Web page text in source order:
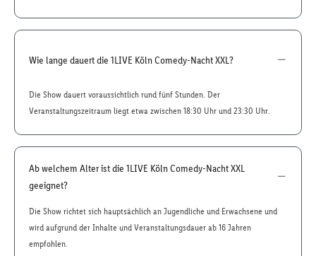
Wie lange dauert die 1LIVE Köln Comedy-Nacht XXL?
Die Show dauert voraussichtlich rund fünf Stunden. Der
Veranstaltungszeitraum liegt etwa zwischen 18:30 Uhr und 23:30 Uhr.
Ab welchem Alter ist die 1LIVE Köln Comedy-Nacht XXL
geeignet?
Die Show richtet sich hauptsächlich an Jugendliche und Erwachsene und
wird aufgrund der Inhalte und Veranstaltungsdauer ab 16 Jahren
empfohlen.